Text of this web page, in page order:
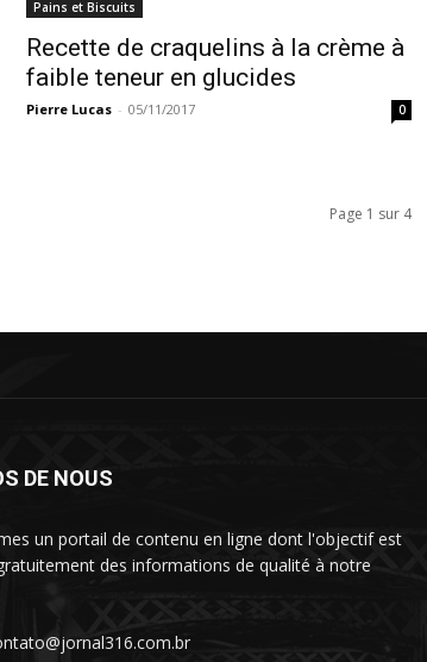
Pains et Biscuits
Recette de craquelins à la crème à
faible teneur en glucides
Pierre Lucas - 05/11/2017 0
Page 1 sur 4
DE NOUS
un portail de contenu en ligne dont l'objectif est
des informations de qualité à notre